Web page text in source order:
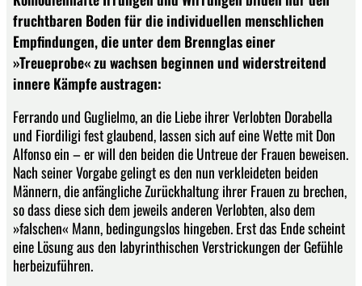
fruchtbaren Boden für die individuellen menschlichen
Empfindungen, die unter dem Brennglas einer
»Treueprobe« zu wachsen beginnen und widerstreitend
innere Kämpfe austragen:
Ferrando und Guglielmo, an die Liebe ihrer Verlobten Dorabella
und Fiordiligi fest glaubend, lassen sich auf eine Wette mit Don
Alfonso ein – er will den beiden die Untreue der Frauen beweisen.
Nach seiner Vorgabe gelingt es den nun verkleideten beiden
Männern, die anfängliche Zurückhaltung ihrer Frauen zu brechen,
so dass diese sich dem jeweils anderen Verlobten, also dem
»falschen« Mann, bedingungslos hingeben. Erst das Ende scheint
eine Lösung aus den labyrinthischen Verstrickungen der Gefühle
herbeizuführen.